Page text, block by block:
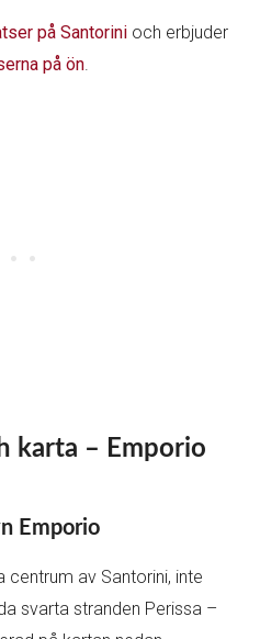
på Santorini och erbjuder
på ön.
karta – Emporio
Emporio
centrum av Santorini, inte
svarta stranden Perissa –